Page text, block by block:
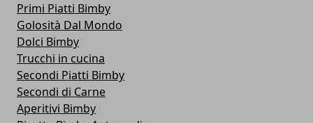
Primi Piatti Bimby
Golosità Dal Mondo
Dolci Bimby
Trucchi in cucina
Secondi Piatti Bimby
Secondi di Carne
Aperitivi Bimby